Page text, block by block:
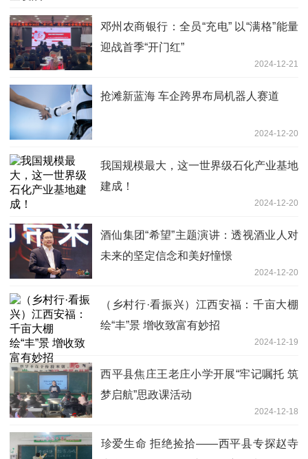
邓州农商银行：全员“充电” 以“满格”能量
迎战首季“开门红”
2024-12-21
抢滩新蓝海 车企跨界布局机器人赛道
2024-12-20
我国规模最大，这一世界级石化产业基地
建成！
2024-12-20
酒仙集团“希望”主题演讲：透视酒业人对
未来的坚定信念和美好憧憬
2024-12-20
（乡村行·看振兴）江西安福：千亩大棚
绘“丰”景 增收致富有妙招
2024-12-19
​西平县焦庄王老庄小学开展“牢记嘱托 筑
梦启航”思政课活动
2024-12-18
​珍爱生命 拒绝捡拾——西平县专探赵寺